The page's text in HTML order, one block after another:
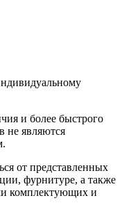
и более быстрого
не являются
от представленных
фурнитуре, а также
комплектующих и